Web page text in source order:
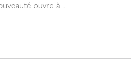
ouvre à ...